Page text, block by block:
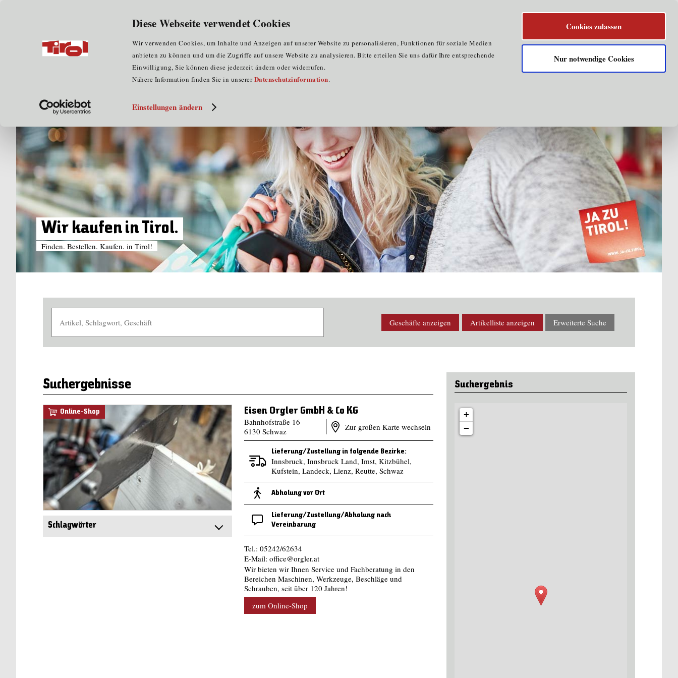
Diese Webseite verwendet Cookies
Wir verwenden Cookies, um Inhalte und Anzeigen auf unserer Website zu personalisieren, Funktionen für soziale Medien
anbieten zu können und um die Zugriffe auf unsere Website zu analysieren. Bitte erteilen Sie uns dafür Ihre entsprechende
Einwilligung, Sie können diese jederzeit ändern oder widerrufen.
Nähere Information finden Sie in unsererDatenschutzinformation.
Einstellungen ändern
Cookies zulassen
Nur notwendige Cookies
Wir kaufen in Tirol.
Finden. Bestellen. Kaufen. in Tirol!
Geschäfteanzeigen Artikelliste anzeigen Erweiterte Suche
Suchergebnis
+
−
Suchergebnisse
Eisen Orgler GmbH & Co KG
Bahnhofstraße 16
6130 Schwaz
Zur großen Karte wechseln
Lieferung/Zustellung in folgende Bezirke:
Innsbruck, Innsbruck Land, Imst, Kitzbühel,
Kufstein, Landeck, Lienz, Reutte, Schwaz
Abholung vor Ort
Lieferung/Zustellung/Abholung nach
Vereinbarung
Tel.: 05242/62634
E-Mail: office@orgler.at
Wir bieten wir Ihnen Service und Fachberatung in den
Bereichen Maschinen, Werkzeuge, Beschläge und
Schrauben, seit über 120 Jahren!
zum Online-Shop
Schlagwörter